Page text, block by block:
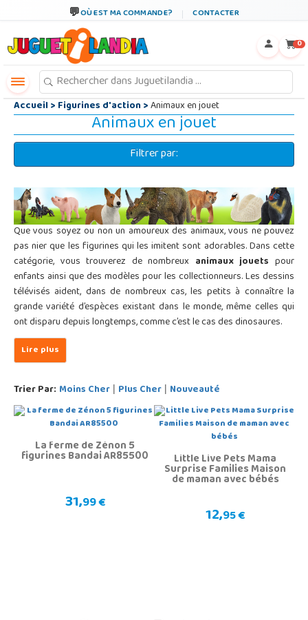
OÙ EST MA COMMANDE? CONTACTER
0
Accueil>Figurines d'action>Animaux en jouet
Animaux en jouet
Filtrer par:
Que vous soyez ou non un amoureux des animaux, vous ne pouvez
pas nier que les figurines qui les imitent sont adorables. Dans cette
catégorie, vous trouverez de nombreux animaux jouets pour
enfants ainsi que des modèles pour les collectionneurs. Les dessins
télévisés aident, dans de nombreux cas, les petits à connaître la
grande variété d’espèces existant dans le monde, même celles qui
ont disparu depuis longtemps, comme c’est le cas des dinosaures.
Trier Par: Moins Cher | Plus Cher | Nouveauté
La ferme de Zénon 5
figurines Bandai AR85500
31,99 €
Little Live Pets Mama
Surprise Families Maison
de maman avec bébés
12,95 €